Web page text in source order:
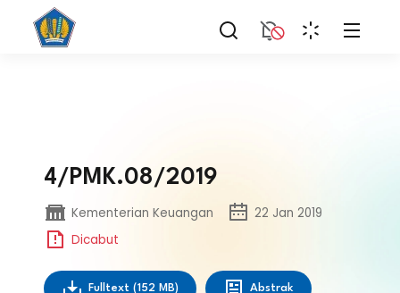
4/PMK.08/2019
Kementerian Keuangan
22 Jan 2019
Dicabut
Fulltext (152 MB) Abstrak